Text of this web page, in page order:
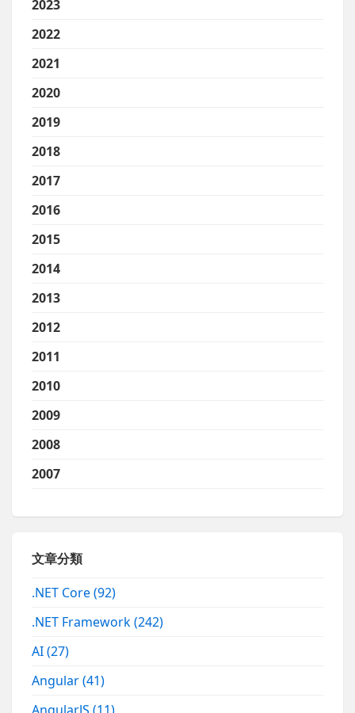
2023
2022
2021
2020
2019
2018
2017
2016
2015
2014
2013
2012
2011
2010
2009
2008
2007
文章分類
.NET Core(92)
.NET Framework(242)
AI(27)
Angular(41)